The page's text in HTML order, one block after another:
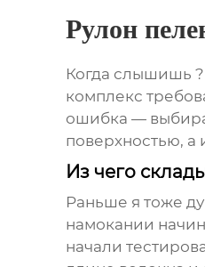
Рулон
Когда слышишь
комплекс
ошибка —
поверхностью, а
Из чего
Раньше я тоже
намокании
начали